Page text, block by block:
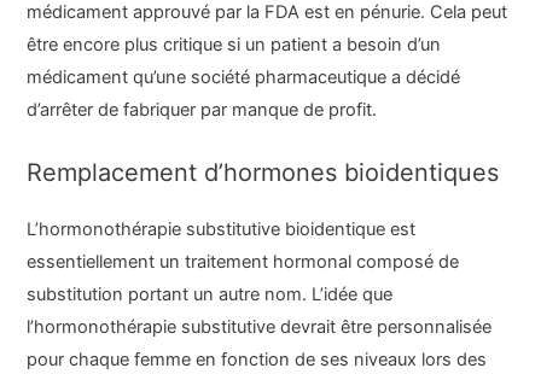
médicament approuvé par la FDA est en pénurie. Cela peut
être encore plus critique si un patient a besoin d’un
médicament qu’une société pharmaceutique a décidé
d’arrêter de fabriquer par manque de profit.
Remplacement d’hormones bioidentiques
L’hormonothérapie substitutive bioidentique est
essentiellement un traitement hormonal composé de
substitution portant un autre nom. L’idée que
l’hormonothérapie substitutive devrait être personnalisée
pour chaque femme en fonction de ses niveaux lors des